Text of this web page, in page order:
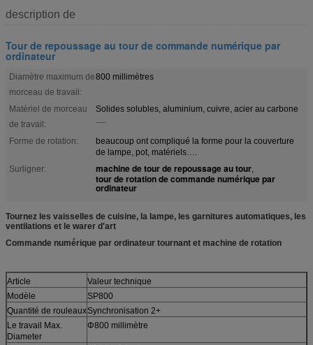
description de
Tour de repoussage au tour de commande numérique par
ordinateur
Diamètre maximum de
morceau de travail:
800 millimètres
Matériel de morceau
de travail:
Solides solubles, aluminium, cuivre, acier au carbone
.....
Forme de rotation:
beaucoup ont compliqué la forme pour la couverture
de lampe, pot, matériels….
Surligner:
machine de tour de repoussage au tour,
tour de rotation de commande numérique par
ordinateur
Tournez les vaisselles de cuisine, la lampe, les garnitures automatiques, les
ventilations et le warer d'art
Commande numérique par ordinateur tournant et machine de rotation
Article
Valeur technique
Modèle
SP800
Quantité de rouleauxSynchronisation 2+
Le travail Max.
Diameter
Φ800 millimètre